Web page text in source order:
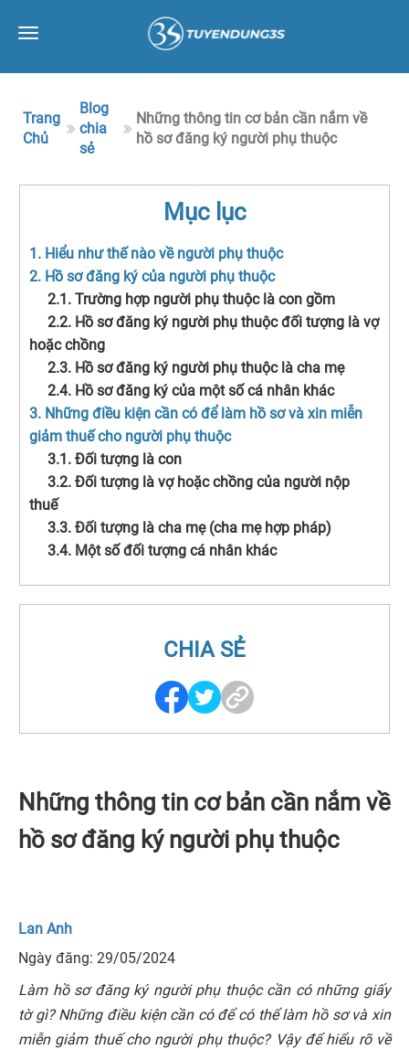
Toggle
Trang
Chủ
Blog
chia
sẻ
Những thông tin cơ bản cần nắm về
hồ sơ đăng ký người phụ thuộc
Mục lục
1. Hiểu như thế nào về người phụ thuộc
2. Hồ sơ đăng ký của người phụ thuộc
2.1. Trường hợp người phụ thuộc là con gồm
2.2. Hồ sơ đăng ký người phụ thuộc đối tượng là vợ
hoặc chồng
2.3. Hồ sơ đăng ký người phụ thuộc là cha mẹ
2.4. Hồ sơ đăng ký của một số cá nhân khác
3. Những điều kiện cần có để làm hồ sơ và xin miễn
giảm thuế cho người phụ thuộc
3.1. Đối tượng là con
3.2. Đối tượng là vợ hoặc chồng của người nộp
thuế
3.3. Đối tượng là cha mẹ (cha mẹ hợp pháp)
3.4. Một số đối tượng cá nhân khác
CHIA SẺ
Những thông tin cơ bản cần nắm về
hồ sơ đăng ký người phụ thuộc
Lan Anh
Ngày đăng: 29/05/2024
Làm hồ sơ đăng ký người phụ thuộc cần có những giấy
tờ gì? Những điều kiện cần có để có thể làm hồ sơ và xin
miễn giảm thuế cho người phụ thuộc? Vậy để hiểu rõ về